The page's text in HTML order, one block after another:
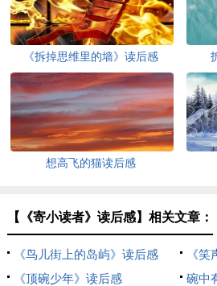
《拆掉思维里的墙》读后感
想高飞的猫读后感
【《寄小读者》读后感】相关文章：
《鸟儿街上的岛屿》读后感
《
《顶碗少年》读后感
碗中